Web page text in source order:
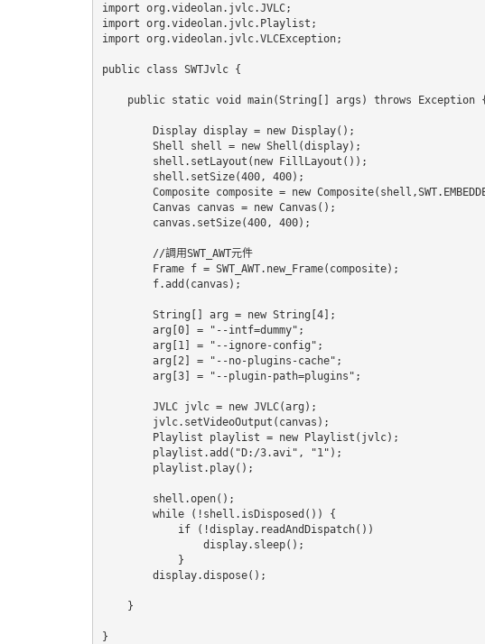
import org.videolan.jvlc.JVLC;
import org.videolan.jvlc.Playlist;
import org.videolan.jvlc.VLCException;
public class SWTJvlc {
public static void main(String[] args) throws Exception
        Display display = new Display();
        Shell shell = new Shell(display);
        shell.setLayout(new FillLayout());
        shell.setSize(400, 400);
Composite composite = new
Canvas canvas = new Canvas();
canvas.setSize(400, 400);
//調用SWT_AWT元件
Frame f = SWT_AWT.new_Frame(composite);
f.add(canvas);
String[] arg = new String[4];
arg[0] = "--intf=dummy";
arg[1] = "--ignore-config";
arg[2] = "--no-plugins-cache";
arg[3] = "--plugin-path=plugins";
JVLC jvlc = new JVLC(arg);
jvlc.setVideoOutput(canvas);
Playlist playlist = new Playlist(jvlc);
playlist.add("D:/3.avi", "1");
playlist.play();
shell.open();
while (!shell.isDisposed()) {
if (!display.readAndDispatch())
display.sleep();
}
display.dispose();
    }
}